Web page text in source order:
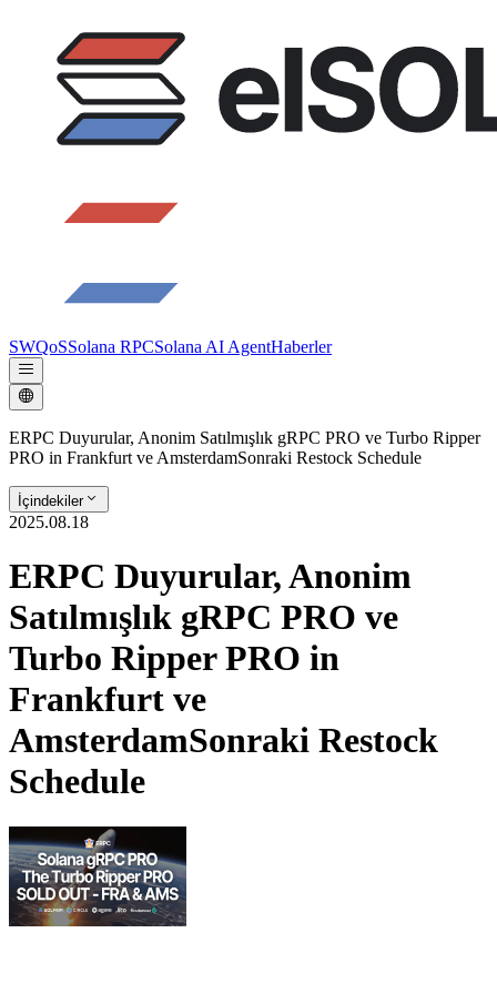
SWQoSSolana RPCSolana AI AgentHaberler
ERPC Duyurular, Anonim Satılmışlık gRPC PRO ve Turbo Ripper
PRO in Frankfurt ve AmsterdamSonraki Restock Schedule
İçindekiler
2025.08.18
ERPC Duyurular, Anonim
Satılmışlık gRPC PRO ve
Turbo Ripper PRO in
Frankfurt ve
AmsterdamSonraki Restock
Schedule